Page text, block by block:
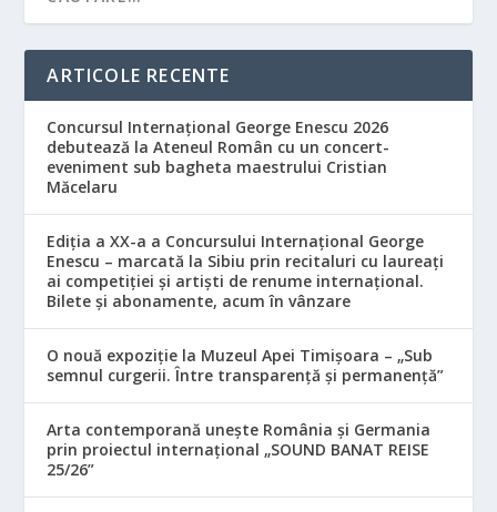
ARTICOLE RECENTE
Concursul Internațional George Enescu 2026
debutează la Ateneul Român cu un concert-
eveniment sub bagheta maestrului Cristian
Măcelaru
Ediția a XX-a a Concursului Internațional George
Enescu – marcată la Sibiu prin recitaluri cu laureați
ai competiției și artiști de renume internațional.
Bilete și abonamente, acum în vânzare
O nouă expoziție la Muzeul Apei Timișoara – „Sub
semnul curgerii. Între transparență și permanență”
Arta contemporană unește România și Germania
prin proiectul internațional „SOUND BANAT REISE
25/26”